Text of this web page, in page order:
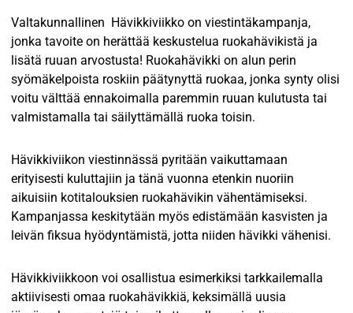
Valtakunnallinen Hävikkiviikko on viestintäkampanja,
jonka tavoite on herättää keskustelua ruokahävikistä ja
lisätä ruuan arvostusta! Ruokahävikki on alun perin
syömäkelpoista roskiin päätynyttä ruokaa, jonka synty olisi
voitu välttää ennakoimalla paremmin ruuan kulutusta tai
valmistamalla tai säilyttämällä ruoka toisin.
Hävikkiviikon viestinnässä pyritään vaikuttamaan
erityisesti kuluttajiin ja tänä vuonna etenkin nuoriin
aikuisiin kotitalouksien ruokahävikin vähentämiseksi.
Kampanjassa keskitytään myös edistämään kasvisten ja
leivän fiksua hyödyntämistä, jotta niiden hävikki vähenisi.
Hävikkiviikkoon voi osallistua esimerkiksi tarkkailemalla
aktiivisesti omaa ruokahävikkiä, keksimällä uusia